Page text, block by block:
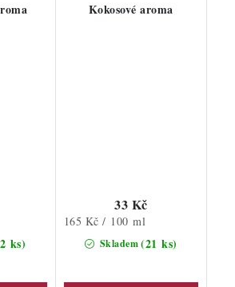
ks)
Kokosové aroma
Skladem(21 ks)
33 Kč
Měrná
cena:
165 Kč / 100 ml